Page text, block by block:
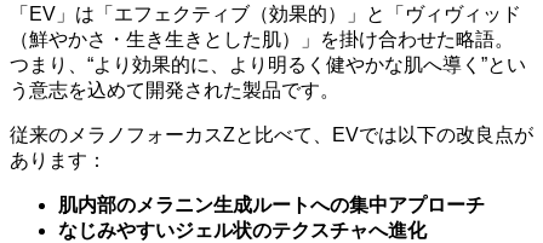
「EV」は「エフェクティブ（効果的）」と「ヴィヴィッド
（鮮やかさ・生き生きとした肌）」を掛け合わせた略語。
つまり、“より効果的に、より明るく健やかな肌へ導く”とい
う意志を込めて開発された製品です。
従来のメラノフォーカスZと比べて、EVでは以下の改良点が
あります：
肌内部のメラニン生成ルートへの集中アプローチ
なじみやすいジェル状のテクスチャへ進化